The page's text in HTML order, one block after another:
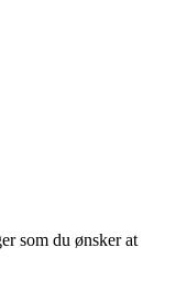
som du ønsker at